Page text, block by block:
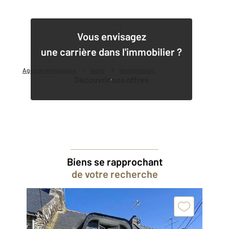
Agence immobilière
Vous envisagez
une carrière dans l'immobilier ?
Découvrir nos offres
1
Biens se rapprochant
de votre recherche